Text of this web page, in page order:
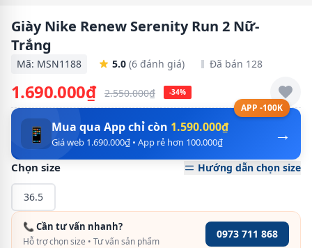
Giày Nike Renew Serenity Run 2 Nữ-
Trắng
Mã: MSN1188 5.0 (6 đánh giá) Đã bán 128
1.690.000₫ 2.550.000₫ -34%
APP -100K
→
📱 Mua qua App chỉ còn 1.590.000₫
Giá web 1.690.000₫ • App rẻ hơn 100.000₫
Chọn size Hướng dẫn chọn size
36.5
📞 Cần tư vấn nhanh?
Hỗ trợ chọn size • Tư vấn sản phẩm
0973 711 868